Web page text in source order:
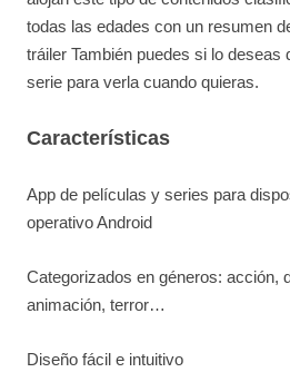
todas las edades con un resumen
tráiler También puedes si lo deseas
serie para verla cuando quieras.
Características
App de películas y series para
operativo Android
Categorizados en géneros: acción,
animación, terror…
Diseño fácil e intuitivo